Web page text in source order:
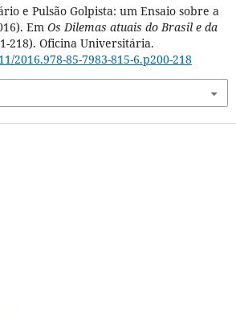
e Pulsão Golpista: um Ensaio sobre a
Em Os Dilemas atuais do Brasil e da
218). Oficina Universitária.
2016.978-85-7983-815-6.p200-218